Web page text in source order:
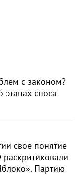
с законом?
этапах сноса
свое понятие
Партию